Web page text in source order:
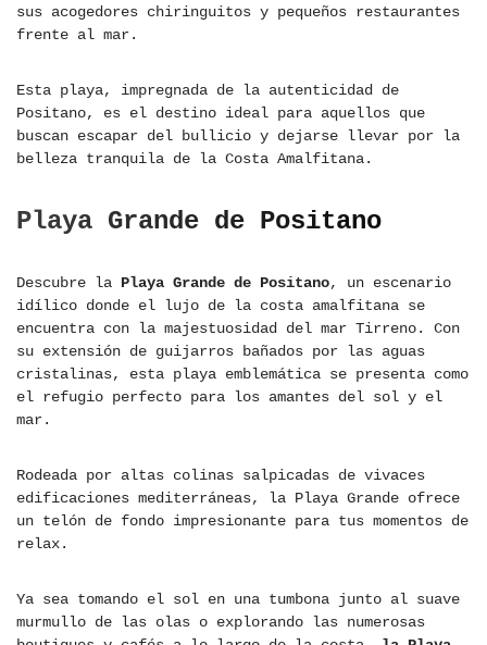
sus acogedores chiringuitos y pequeños restaurantes
frente al mar.
Esta playa, impregnada de la autenticidad de
Positano, es el destino ideal para aquellos que
buscan escapar del bullicio y dejarse llevar por la
belleza tranquila de la Costa Amalfitana.
Playa Grande de Positano
Descubre la Playa Grande de Positano, un escenario
idílico donde el lujo de la costa amalfitana se
encuentra con la majestuosidad del mar Tirreno. Con
su extensión de guijarros bañados por las aguas
cristalinas, esta playa emblemática se presenta como
el refugio perfecto para los amantes del sol y el
mar.
Rodeada por altas colinas salpicadas de vivaces
edificaciones mediterráneas, la Playa Grande ofrece
un telón de fondo impresionante para tus momentos de
relax.
Ya sea tomando el sol en una tumbona junto al suave
murmullo de las olas o explorando las numerosas